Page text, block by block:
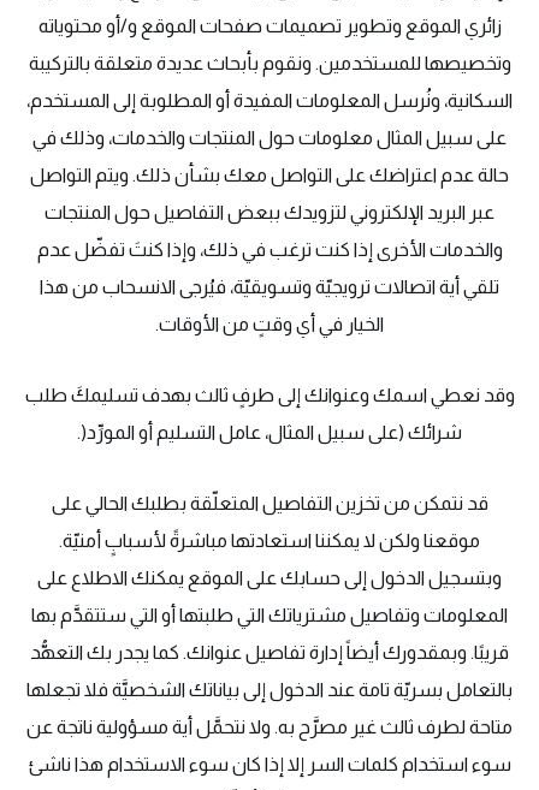
زائري الموقع وتطوير تصميمات صفحات الموقع و/أو محتوياته
وتخصيصها للمستخدمين. ونقوم بأبحاث عديدة متعلقة بالتركيبة
السكانية، ونُرسل المعلومات المفيدة أو المطلوبة إلى المستخدم،
على سبيل المثال معلومات حول المنتجات والخدمات، وذلك في
حالة عدم اعتراضك على التواصل معك بشأن ذلك. ويتم التواصل
عبر البريد الإلكتروني لتزويدك ببعض التفاصيل حول المنتجات
والخدمات الأخرى إذا كنت ترغب في ذلك، وإذا كنتَ تفضّل عدم
تلقي أية اتصالات ترويجيّة وتسويقيّة، فيُرجى الانسحاب من هذا
الخيار في أي وقتٍ من الأوقات.
وقد نعطي اسمك وعنوانك إلى طرفٍ ثالث بهدف تسليمكَ طلب
شرائك (على سبيل المثال، عامل التسليم أو المورِّد(.
قد نتمكن من تخزين التفاصيل المتعلّقة بطلبك الحالي على
موقعنا ولكن لا يمكننا استعادتها مباشرةً لأسبابٍ أمنيّة.
وبتسجيل الدخول إلى حسابك على الموقع يمكنك الاطلاع على
المعلومات وتفاصيل مشترياتك التي طلبتها أو التي ستتقدَّم بها
قريبًا. وبمقدورك أيضاً إدارة تفاصيل عنوانك. كما يجدر بك التعهُّد
بالتعامل بسريّة تامة عند الدخول إلى بياناتك الشخصيَّة فلا تجعلها
متاحة لطرف ثالث غير مصرَّح به. ولا نتحمَّل أية مسؤولية ناتجة عن
سوء استخدام كلمات السر إلا إذا كان سوء الاستخدام هذا ناشئ